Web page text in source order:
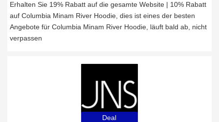
Erhalten Sie 19% Rabatt auf die gesamte Website | 10% Rabatt
auf Columbia Minam River Hoodie, dies ist eines der besten
Angebote für Columbia Minam River Hoodie, läuft bald ab, nicht
verpassen
Deal